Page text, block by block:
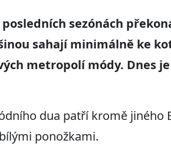
sezónách
sahají minimálně ke
metropolí módy. Dnes
dua patří kromě jiného
ponožkami.